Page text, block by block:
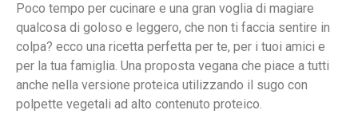
Poco tempo per cucinare e una gran voglia di magiare
qualcosa di goloso e leggero, che non ti faccia sentire in
colpa? ecco una ricetta perfetta per te, per i tuoi amici e
per la tua famiglia. Una proposta vegana che piace a tutti
anche nella versione proteica utilizzando il sugo con
polpette vegetali ad alto contenuto proteico.